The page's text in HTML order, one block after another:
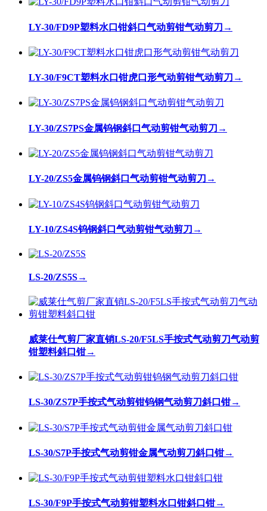
LY-30/FD9P塑料水口钳斜口气动剪钳气动剪刀 →
LY-30/F9CT塑料水口钳虎口形气动剪钳气动剪刀 →
LY-30/ZS7PS金属钨钢斜口气动剪钳气动剪刀 →
LY-20/ZS5金属钨钢斜口气动剪钳气动剪刀 →
LY-10/ZS4S钨钢斜口气动剪钳气动剪刀 →
LS-20/ZS5S→
威莱仕气剪厂家直销LS-20/F5LS手按式气动剪刀气动剪
钳塑料斜口钳→
LS-30/ZS7P手按式气动剪钳钨钢气动剪刀斜口钳→
LS-30/S7P手按式气动剪钳金属气动剪刀斜口钳→
LS-30/F9P手按式气动剪钳塑料水口钳斜口钳→